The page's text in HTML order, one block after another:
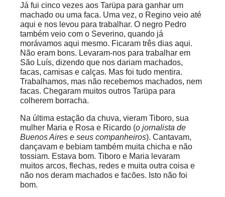
Já fui cinco vezes aos Tarüpa para ganhar um
machado ou uma faca. Uma vez, o Regino veio até
aqui e nos levou para trabalhar. O negro Pedro
também veio com o Severino, quando já
morávamos aqui mesmo. Ficaram três dias aqui.
Não eram bons. Levaram-nos para trabalhar em
São Luís, dizendo que nos dariam machados,
facas, camisas e calças. Mas foi tudo mentira.
Trabalhamos, mas não recebemos machados, nem
facas. Chegaram muitos outros Tarüpa para
colherem borracha.
Na última estação da chuva, vieram Tiboro, sua
mulher Maria e Rosa e Ricardo (o jornalista de
Buenos Aires e seus companheiros). Cantavam,
dançavam e bebiam também muita chicha e não
tossiam. Estava bom. Tiboro e Maria levaram
muitos arcos, flechas, redes e muita outra coisa e
não nos deram machados e facões. Isto não foi
bom.